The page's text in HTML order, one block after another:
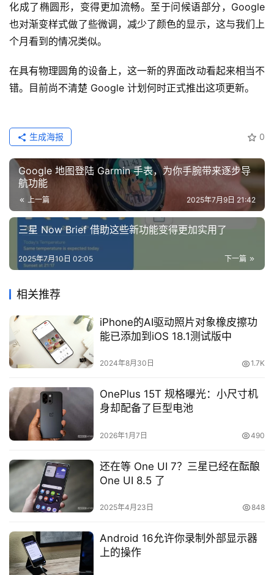
化成了椭圆形，变得更加流畅。至于问候语部分，Google
也对渐变样式做了些微调，减少了颜色的显示，这与我们上
个月看到的情况类似。
在具有物理圆角的设备上，这一新的界面改动看起来相当不
错。目前尚不清楚 Google 计划何时正式推出这项更新。
0
生成海报
Google 地图登陆 Garmin 手表，为你手腕带来逐步导
航功能
上一篇 2025年7月9日 21:42
三星 Now Brief 借助这些新功能变得更加实用了
下一篇
2025年7月10日 02:05
相关推荐
iPhone的AI驱动照片对象橡皮擦功
能已添加到iOS 18.1测试版中
2024年8月30日 1.7K
OnePlus 15T 规格曝光：小尺寸机
身却配备了巨型电池
2026年1月7日 490
还在等 One UI 7？三星已经在酝酿
One UI 8.5 了
2025年4月23日 848
Android 16允许你录制外部显示器
上的操作